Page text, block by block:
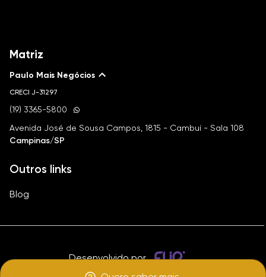
Matriz
Paulo Mais Negócios
CRECI J-31297
(19) 3365-5800
Avenida José de Sousa Campos, 1815 - Cambuí - Sala 108
Campinas/SP
Outros links
Blog
Desenvolvido por